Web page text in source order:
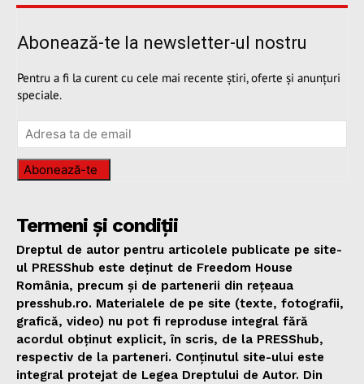
Abonează-te la newsletter-ul nostru
Pentru a fi la curent cu cele mai recente știri, oferte și anunțuri
speciale.
Abonează-te
Termeni și condiții
Dreptul de autor pentru articolele publicate pe site-
ul PRESShub este deținut de Freedom House
România, precum și de partenerii din rețeaua
presshub.ro. Materialele de pe site (texte, fotografii,
grafică, video) nu pot fi reproduse integral fără
acordul obținut explicit, în scris, de la PRESShub,
respectiv de la parteneri. Conținutul site-ului este
integral protejat de Legea Dreptului de Autor. Din